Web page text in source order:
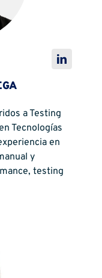
a Testing
Tecnologías
en
y
testing